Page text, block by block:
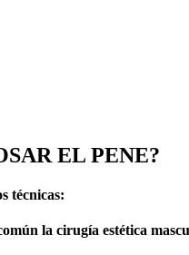
EL PENE?
técnicas:
la cirugía estética